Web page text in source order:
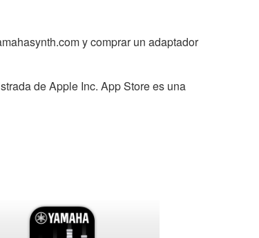
y comprar un adaptador
de Apple Inc. App Store es una